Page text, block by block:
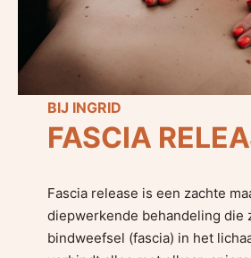
BIJ INGRID
FASCIA
Fascia release is een zachte
diepwerkende behandeling die
bindweefsel (fascia) in het